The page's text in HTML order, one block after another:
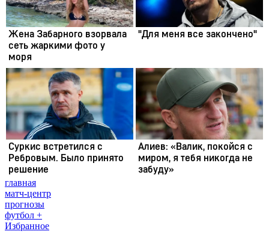
главная
матч-центр
прогнозы
футбол +
Избранное